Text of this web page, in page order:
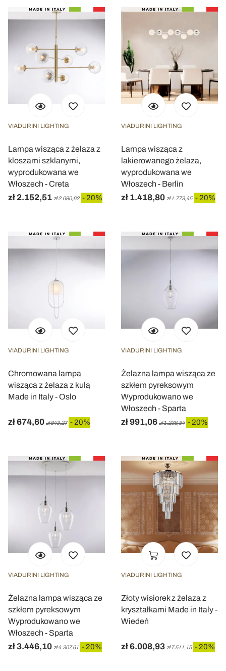
VIADURINI LIGHTING
Lampa wisząca z żelaza z
kloszami szklanymi,
wyprodukowana we
Włoszech - Creta
zł 2.152,51 zł 2.690,62 - 20%
VIADURINI LIGHTING
Lampa wisząca z
lakierowanego żelaza,
wyprodukowana we
Włoszech - Berlin
zł 1.418,80 zł 1.773,45 - 20%
VIADURINI LIGHTING
Chromowana lampa
wisząca z żelaza z kulą
Made in Italy - Oslo
zł 674,60 zł 843,27 - 20%
VIADURINI LIGHTING
Żelazna lampa wisząca ze
szkłem pyreksowym
Wyprodukowano we
Włoszech - Sparta
zł 991,06 zł 1.238,84 - 20%
VIADURINI LIGHTING
Żelazna lampa wisząca ze
szkłem pyreksowym
Wyprodukowano we
Włoszech - Sparta
zł 3.446,10 zł 4.307,61 - 20%
VIADURINI LIGHTING
Złoty wisiorek z żelaza z
kryształkami Made in Italy -
Wiedeń
zł 6.008,93 zł 7.511,15 - 20%